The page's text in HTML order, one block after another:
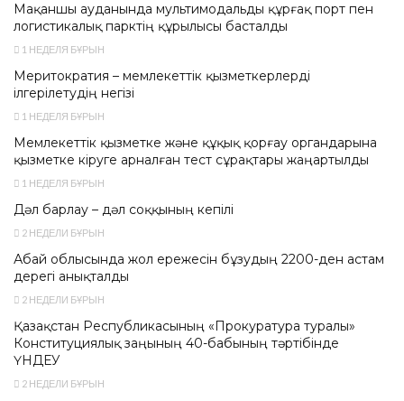
Мақаншы ауданында мультимодальды құрғақ порт пен
логистикалық парктің құрылысы басталды
1 НЕДЕЛЯ БҰРЫН
Меритократия – мемлекеттік қызметкерлерді
ілгерілетудің негізі
1 НЕДЕЛЯ БҰРЫН
Мемлекеттік қызметке және құқық қорғау органдарына
қызметке кіруге арналған тест сұрақтары жаңартылды
1 НЕДЕЛЯ БҰРЫН
Дәл барлау – дәл соққының кепілі
2 НЕДЕЛИ БҰРЫН
Абай облысында жол ережесін бұзудың 2200-ден астам
дерегі анықталды
2 НЕДЕЛИ БҰРЫН
Қазақстан Республикасының «Прокуратура туралы»
Конституциялық заңының 40-бабының тәртібінде
ҮНДЕУ
2 НЕДЕЛИ БҰРЫН